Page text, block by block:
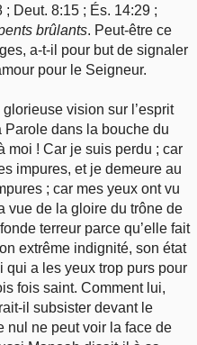
Deut. 8:15 ; És. 14:29 ;
brûlants. Peut-être ce
a-t-il pour but de signaler
pour le Seigneur.
vision sur l’esprit
Parole dans la bouche du
moi ! Car je suis perdu ; car
impures, et je demeure au
; car mes yeux ont vu
vue de la gloire du trône de
terreur parce qu’elle fait
extrême indignité, son état
a les yeux trop purs pour
fois saint. Comment lui,
il subsister devant le
nul ne peut voir la face de